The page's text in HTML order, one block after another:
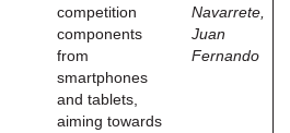
competition
components
from
smartphones
and tablets,
aiming towards
Navarrete,
Juan
Fernando